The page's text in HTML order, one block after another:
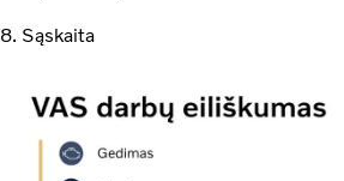
8. Sąskaita